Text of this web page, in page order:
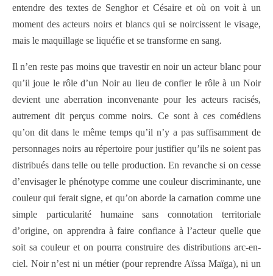
entendre des textes de Senghor et Césaire et où on voit à un
moment des acteurs noirs et blancs qui se noircissent le visage,
mais le maquillage se liquéfie et se transforme en sang.
Il n’en reste pas moins que travestir en noir un acteur blanc pour
qu’il joue le rôle d’un Noir au lieu de confier le rôle à un Noir
devient une aberration inconvenante pour les acteurs racisés,
autrement dit perçus comme noirs. Ce sont à ces comédiens
qu’on dit dans le même temps qu’il n’y a pas suffisamment de
personnages noirs au répertoire pour justifier qu’ils ne soient pas
distribués dans telle ou telle production. En revanche si on cesse
d’envisager le phénotype comme une couleur discriminante, une
couleur qui ferait signe, et qu’on aborde la carnation comme une
simple particularité humaine sans connotation territoriale
d’origine, on apprendra à faire confiance à l’acteur quelle que
soit sa couleur et on pourra construire des distributions arc-en-
ciel. Noir n’est ni un métier (pour reprendre Aïssa Maïga), ni un